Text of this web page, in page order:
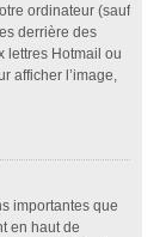
ordinateur (sauf
derrière des
lettres Hotmail ou
afficher l’image,
importantes que
en haut de